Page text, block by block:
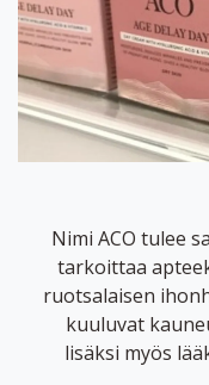
Nimi ACO tulee
tarkoittaa
ruotsalaisen
kuuluvat
lisäksi myös